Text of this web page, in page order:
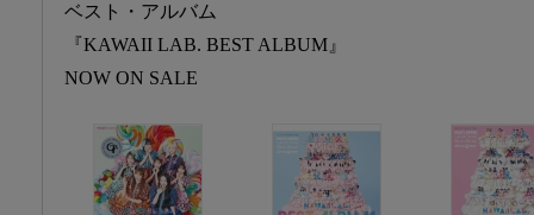
ベスト・アルバム
『KAWAII LAB. BEST ALBUM』
NOW ON SALE